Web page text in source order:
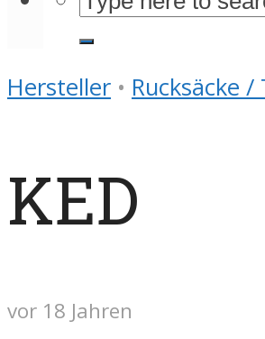
Hersteller • Rucksäcke /
KED
vor 18 Jahren